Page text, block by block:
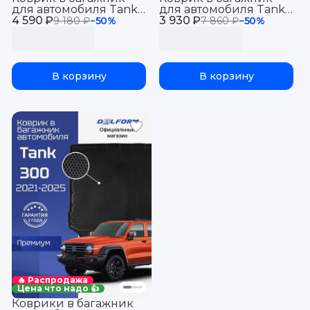
4 590 ₽9 180 ₽−50%
для автомобиля Tank
500 (Гибрид), Танк 500
В корзину
3 930 ₽7 860 ₽−50%
для автомобиля Tank
500, Танк 500 с
В корзину
🔥 Распродажа
Цена что надо 👍
Коврики в багажник